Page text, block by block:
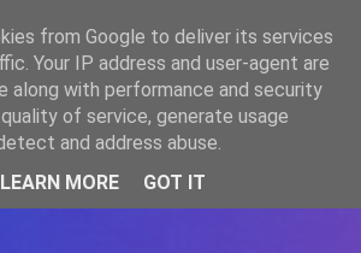
from Google to deliver its services
Your IP address and user-agent are
along with performance and security
of service, generate usage
and address abuse.
LEARN MORE
GOT IT